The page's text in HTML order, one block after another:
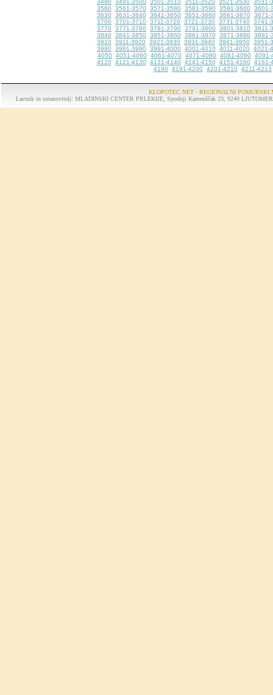
3490 3491-3500 3501-3510 3511-3520 3521-3530
3531-
3560
3561-3570 3571-3580 3581-3590 3591-3600
3601-
3630
3631-3640 3641-3650 3651-3660 3661-3670
3671-
3700
3701-3710 3711-3720 3721-3730 3731-3740
3741-
3770
3771-3780 3781-3790 3791-3800 3801-3810
3811-
3840
3841-3850 3851-3860 3861-3870 3871-3880
3881-
3910
3911-3920 3921-3930 3931-3940 3941-3950
3951-
3980
3981-3990 3991-4000 4001-4010 4011-4020
4021-
4050
4051-4060 4061-4070 4071-4080 4081-4090
4091-
4120
4121-4130 4131-4140 4141-4150 4151-4160
4161-
4190
4191-4200 4201-4210 4211-4213
KLOPOTEC.NET - REGIONALNI POMURSKI
Lastnik in ustanovitelj: MLADINSKI CENTER PRLEKIJE, Spodnji Kamenščak 23, 9240